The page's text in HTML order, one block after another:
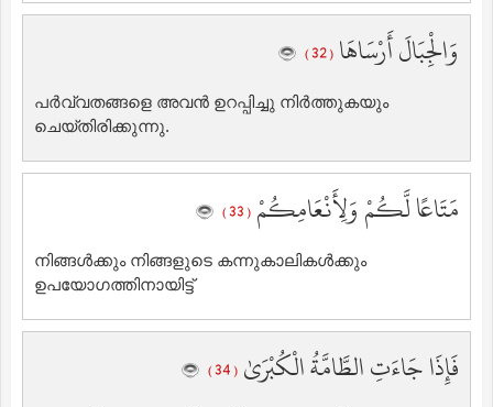
وَالْجِبَالَ أَرْسَاهَا ( 32 )
പര്‍വ്വതങ്ങളെ അവന്‍ ഉറപ്പിച്ചു നിര്‍ത്തുകയും
ചെയ്തിരിക്കുന്നു.
مَتَاعًا لَّكُمْ وَلِأَنْعَامِكُمْ ( 33 )
നിങ്ങള്‍ക്കും നിങ്ങളുടെ കന്നുകാലികള്‍ക്കും
ഉപയോഗത്തിനായിട്ട്‌
فَإِذَا جَاءَتِ الطَّامَّةُ الْكُبْرَىٰ ( 34 )